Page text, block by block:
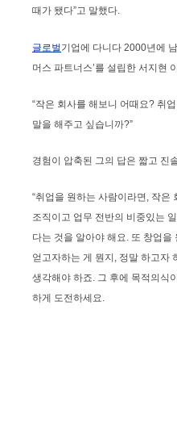
때가 됐다”고 말했다.
글로벌 기업에 다니다 2000년에
머스 파트너스’를 설립한 서지현
“작은 회사를 해보니 어때요? 취
말을 해주고 싶습니까?”
경험이 압축된 그의 답은 짧고 진
“취업을 원하는 사람이라면, 작은
조직이고 업무 전반의 비중있는
다는 것을 알아야 해요. 또 창업
얻고자하는 게 뭔지, 정말 하고자
생각해야 하죠. 그 후에 목적의식
하게 도전하세요.